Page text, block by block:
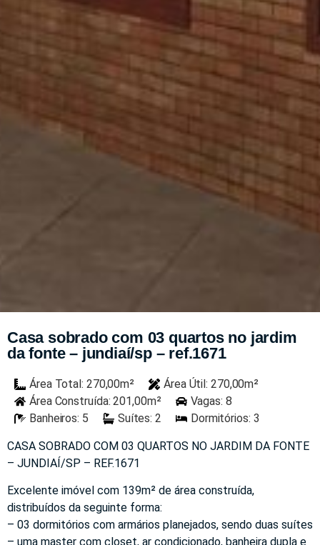
Casa sobrado com 03 quartos no jardim
da fonte – jundiaí/sp – ref.1671
Área Total: 270,00m²
Área Útil: 270,00m²
Área Construída: 201,00m²
Vagas: 8
Banheiros: 5
Suítes: 2 Dormitórios: 3
CASA SOBRADO COM 03 QUARTOS NO JARDIM DA FONTE
– JUNDIAÍ/SP – REF.1671
Excelente imóvel com 139m² de área construída,
distribuídos da seguinte forma:
– 03 dormitórios com armários planejados, sendo duas suítes
– uma master com closet, ar condicionado, banheira dupla e